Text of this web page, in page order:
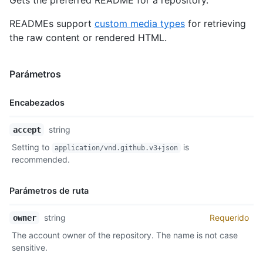
    "message": "my commit message",
    "tree": {
    },
"url": "https://api.github.com/repos/octocat/Hello-
        "sha": "1acc419d4d6a9ce985db7be48c6349a0475975b5"
    ],
    "verification": {
      "reason": "unsigned",
    }
  }
}
READMEs support custom media types for retrieving
the raw content or rendered HTML.
Parámetros
Encabezados
Nombre,
Descripción
accept
string
Setting to
application/vnd.github.v3+json
is
recommended.
Parámetros de ruta
Nombre,
Descripción
owner string
Requerido
The account owner of the repository. The name is not case
sensitive.